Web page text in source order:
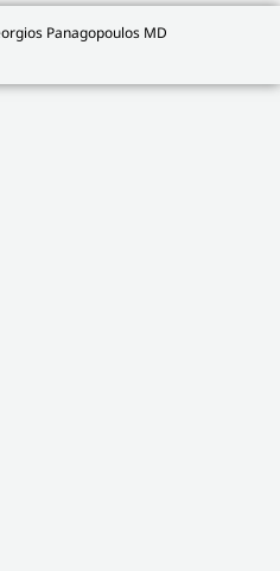
Panagopoulos MD